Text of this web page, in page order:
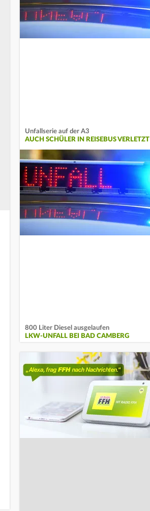
Unfallserie auf der A3
AUCH SCHÜLER IN REISEBUS VERLETZT
800 Liter Diesel ausgelaufen
LKW-UNFALL BEI BAD CAMBERG